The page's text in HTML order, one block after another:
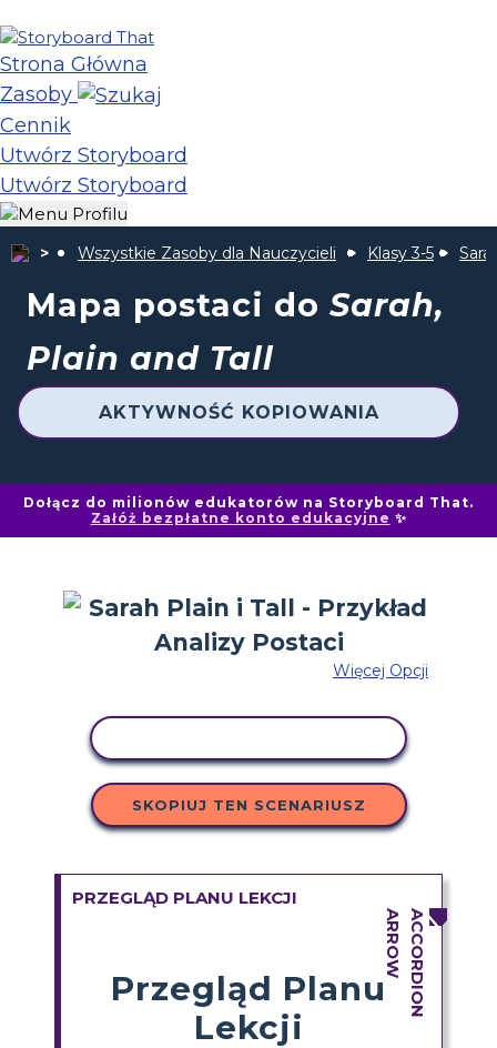
Strona Główna
Zasoby
Cennik
Utwórz Storyboard
Utwórz Storyboard
Wszystkie Zasoby dla Nauczycieli Klasy 3-5
Mapa postaci do Sarah,
Plain and Tall
AKTYWNOŚĆ KOPIOWANIA
Dołącz do milionów edukatorów na Storyboard That.
Załóż bezpłatne konto edukacyjne ✨
Więcej Opcji
SKOPIUJ TEN SCENARIUSZ
PRZEGLĄD PLANU LEKCJI
Przegląd Planu
Lekcji